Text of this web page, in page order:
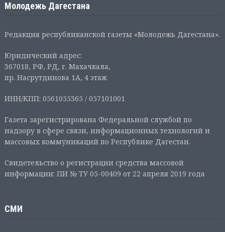
Молодежь Дагестана
Редакция республиканской газеты «Молодежь Дагестана».
Юридический адрес:
367018, РФ, РД, г. Махачкала,
пр. Насрутдинова 1А, 4 этаж
ИНН/КПП: 0561055365 / 057101001
Газета зарегистрирована Федеральной службой по
надзору в сфере связи, информационных технологий и
массовых коммуникаций по Республике Дагестан.
Свидетельство о регистрации средства массовой
информации: ПИ № ТУ 05-00409 от 22 апреля 2019 года
СМИ